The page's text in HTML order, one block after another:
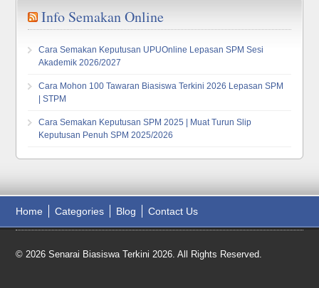
Info Semakan Online
Cara Semakan Keputusan UPUOnline Lepasan SPM Sesi
Akademik 2026/2027
Cara Mohon 100 Tawaran Biasiswa Terkini 2026 Lepasan SPM
| STPM
Cara Semakan Keputusan SPM 2025 | Muat Turun Slip
Keputusan Penuh SPM 2025/2026
Home Categories Blog Contact Us
© 2026 Senarai Biasiswa Terkini 2026. All Rights Reserved.